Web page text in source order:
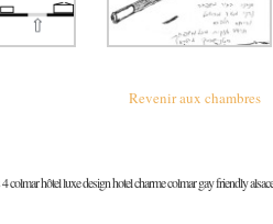
Revenir aux chambres
colmar hôtel luxe design hotel charme colmar gay friendly